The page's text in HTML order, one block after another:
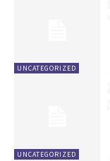
UNCATEGORIZED
UNCATEGORIZED